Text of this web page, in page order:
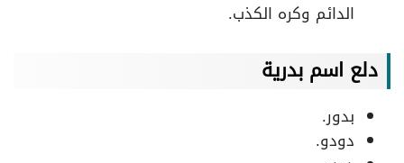
الدائم وكره الكذب.
دلع اسم بدرية
بدور.
دودو.